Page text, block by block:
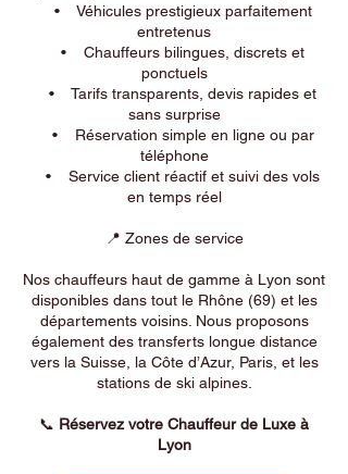
• Véhicules prestigieux parfaitement
entretenus
• Chauffeurs bilingues, discrets et
ponctuels
• Tarifs transparents, devis rapides et
sans surprise
• Réservation simple en ligne ou par
téléphone
• Service client réactif et suivi des vols
en temps réel
📍 Zones de service
Nos chauffeurs haut de gamme à Lyon sont
disponibles dans tout le Rhône (69) et les
départements voisins. Nous proposons
également des transferts longue distance
vers la Suisse, la Côte d’Azur, Paris, et les
stations de ski alpines.
📞 Réservez votre Chauffeur de Luxe à
Lyon